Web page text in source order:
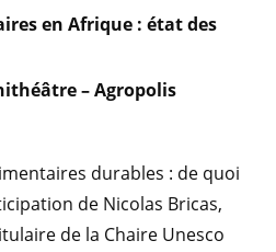
en Afrique : état des
– Agropolis
durables : de quoi
de Nicolas Bricas,
de la Chaire Unesco